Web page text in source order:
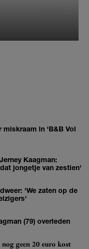
miskraam in 'B&B Vol
Kaagman:
jongetje van zestien'
'We zaten op de
(79) overleden
geen 20 euro kost